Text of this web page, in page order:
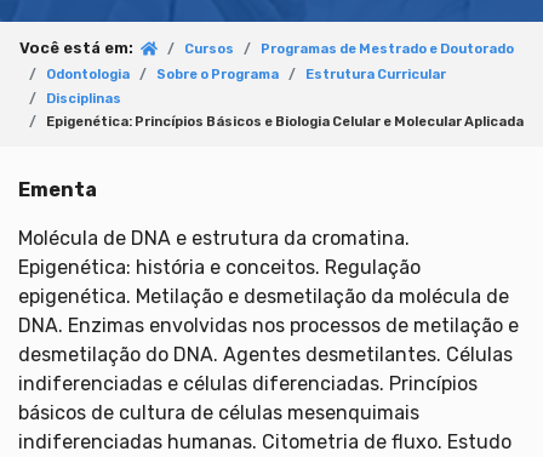
Você está em: Cursos
Programas de Mestrado e Doutorado
Odontologia
Sobre o Programa
Estrutura Curricular
Disciplinas
Epigenética: Princípios Básicos e Biologia Celular e Molecular Aplicada
Ementa
Molécula de DNA e estrutura da cromatina.
Epigenética: história e conceitos. Regulação
epigenética. Metilação e desmetilação da molécula de
DNA. Enzimas envolvidas nos processos de metilação e
desmetilação do DNA. Agentes desmetilantes. Células
indiferenciadas e células diferenciadas. Princípios
básicos de cultura de células mesenquimais
indiferenciadas humanas. Citometria de fluxo. Estudo